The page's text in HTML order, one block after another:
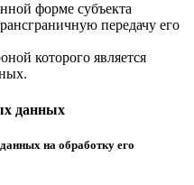
форме субъекта
передачу его
которого является
данных
на обработку его